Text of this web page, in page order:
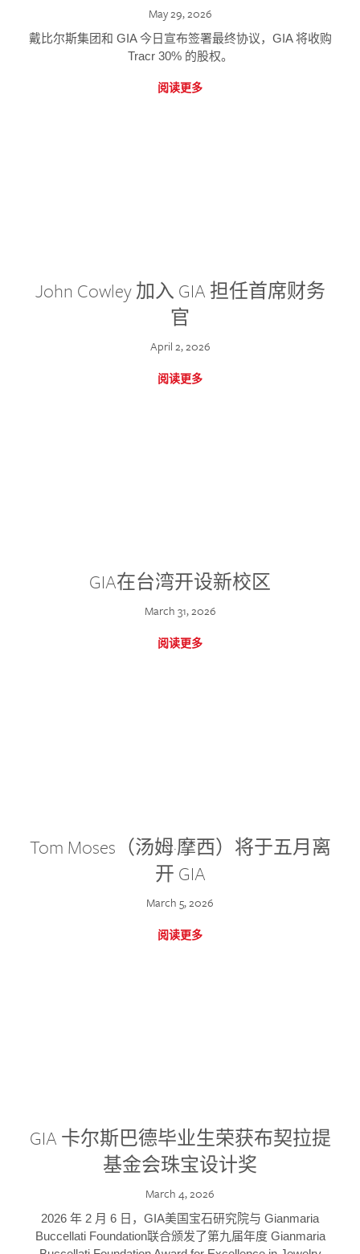
May 29, 2026
戴比尔斯集团和 GIA 今日宣布签署最终协议，GIA 将收购
Tracr 30% 的股权。
阅读更多
John Cowley 加入 GIA 担任首席财务
官
April 2, 2026
阅读更多
GIA在台湾开设新校区
March 31, 2026
阅读更多
Tom Moses（汤姆·摩西）将于五月离
开 GIA
March 5, 2026
阅读更多
GIA 卡尔斯巴德毕业生荣获布契拉提
基金会珠宝设计奖
March 4, 2026
2026 年 2 月 6 日，GIA美国宝石研究院与 Gianmaria
Buccellati Foundation联合颁发了第九届年度 Gianmaria